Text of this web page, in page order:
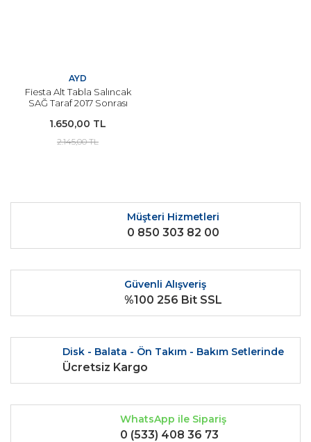
AYD
Fiesta Alt Tabla Salıncak
SAĞ Taraf 2017 Sonrası
1.650,00 TL
2.145,00 TL
Müşteri Hizmetleri
0 850 303 82 00
Güvenli Alışveriş
%100 256 Bit SSL
Disk - Balata - Ön Takım - Bakım Setlerinde
Ücretsiz Kargo
WhatsApp ile Sipariş
0 (533) 408 36 73